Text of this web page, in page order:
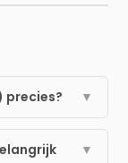
precies? ▼
▼